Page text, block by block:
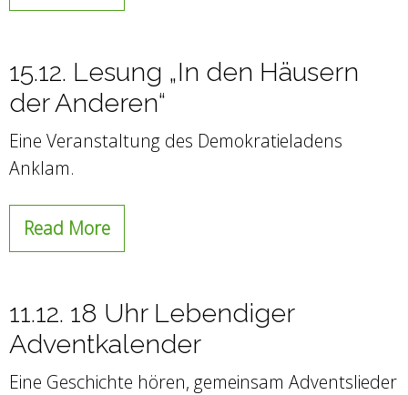
15.12. Lesung „In den Häusern
der Anderen“
Eine Veranstaltung des Demokratieladens
Anklam.
Read More
11.12. 18 Uhr Lebendiger
Adventkalender
Eine Geschichte hören, gemeinsam Adventslieder